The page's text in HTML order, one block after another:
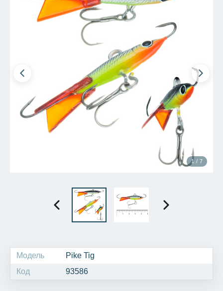
1 / 7
Модель
Pike Tig
Код
93586